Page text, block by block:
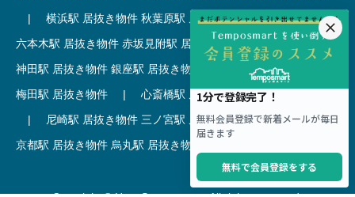
|
横浜駅 居抜き物件 秋葉原駅 居抜き物件
|
六本木駅 居抜き物件 赤坂見附駅 居抜き物件
神田駅 居抜き物件 銀座駅 居抜き物件
吉祥寺駅 居抜き物件
梅田駅 居抜き物件
| 心斎橋駅 居抜き物件 本町駅 居抜き物件
|
尼崎駅 居抜き物件 三ノ宮駅 居抜き物件
|
京都駅 居抜き物件 烏丸駅 居抜き物件